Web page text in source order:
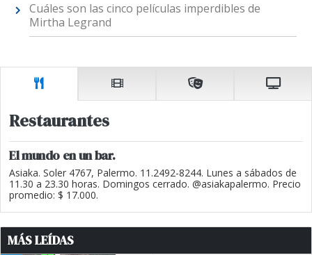
Cuáles son las cinco películas imperdibles de
Mirtha Legrand
Restaurantes
El mundo en un bar.
Asiaka. Soler 4767, Palermo. 11.2492-8244. Lunes a sábados de
11.30 a 23.30 horas. Domingos cerrado. @asiakapalermo. Precio
promedio: $ 17.000.
MÁS LEÍDAS